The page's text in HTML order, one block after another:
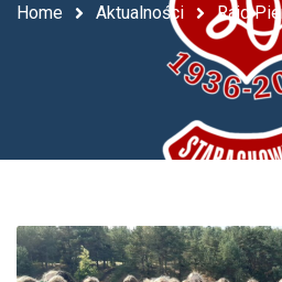
Home Aktualności Rajd